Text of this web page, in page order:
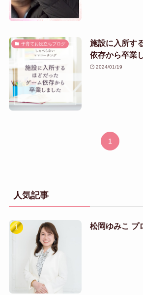
子育てお役立ちブログ
施設に入所す
依存から卒業
2024/01/19
1
人気記事
松岡ゆみこ プ